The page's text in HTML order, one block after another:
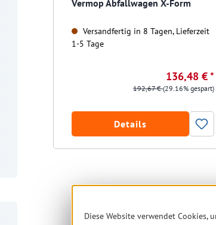
Vermop Abfallwagen X-Form
Versandfertig in 8 Tagen, Lieferzeit
1-5 Tage
136,48 € *
192,67 €(29.16% gespart)
Details
Diese Website verwendet Cookies,